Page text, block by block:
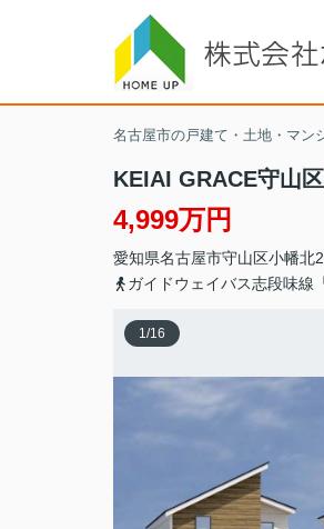
名古屋市の戸建て・土地・マン
KEIAI GRACE守山
4,999万円
愛知県名古屋市守山区小幡北
ガイドウェイバス志段味線
1/16